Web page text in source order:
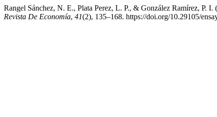
Rangel Sánchez, N. E., Plata Perez, L. P., & González Ramírez, P.
Revista De Economía, 41(2), 135–168. https://doi.org/10.29105/